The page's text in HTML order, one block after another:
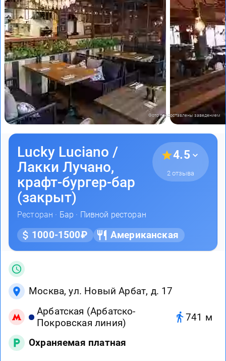
Фото предоставлены заведением
Lucky Luciano /
Лакки Лучано,
крафт-бургер-бар
(закрыт)
Ресторан · Бар · Пивной ресторан
4.5
2 отзыва
1000-1500₽ Американская
Москва, ул. Новый Арбат, д. 17
Арбатская (Арбатско-
Покровская линия)
741 м
Охраняемая платная